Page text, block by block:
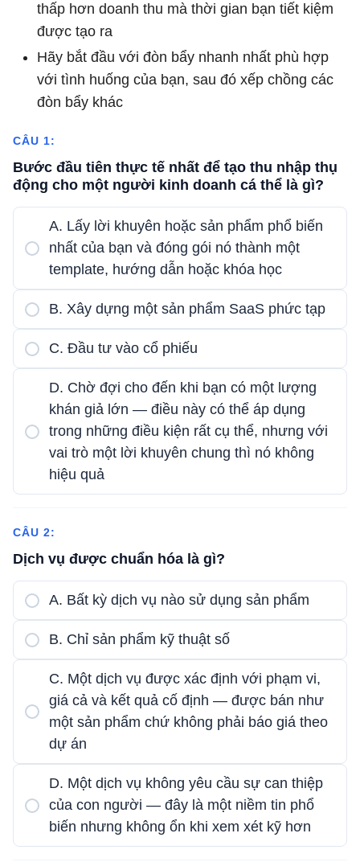
thấp hơn doanh thu mà thời gian bạn tiết kiệm
được tạo ra
Hãy bắt đầu với đòn bẩy nhanh nhất phù hợp
với tình huống của bạn, sau đó xếp chồng các
đòn bẩy khác
CÂU 1:
Bước đầu tiên thực tế nhất để tạo thu nhập thụ
động cho một người kinh doanh cá thể là gì?
A. Lấy lời khuyên hoặc sản phẩm phổ biến
nhất của bạn và đóng gói nó thành một
template, hướng dẫn hoặc khóa học
B. Xây dựng một sản phẩm SaaS phức tạp
C. Đầu tư vào cổ phiếu
D. Chờ đợi cho đến khi bạn có một lượng
khán giả lớn — điều này có thể áp dụng
trong những điều kiện rất cụ thể, nhưng với
vai trò một lời khuyên chung thì nó không
hiệu quả
CÂU 2:
Dịch vụ được chuẩn hóa là gì?
A. Bất kỳ dịch vụ nào sử dụng sản phẩm
B. Chỉ sản phẩm kỹ thuật số
C. Một dịch vụ được xác định với phạm vi,
giá cả và kết quả cố định — được bán như
một sản phẩm chứ không phải báo giá theo
dự án
D. Một dịch vụ không yêu cầu sự can thiệp
của con người — đây là một niềm tin phổ
biến nhưng không ổn khi xem xét kỹ hơn